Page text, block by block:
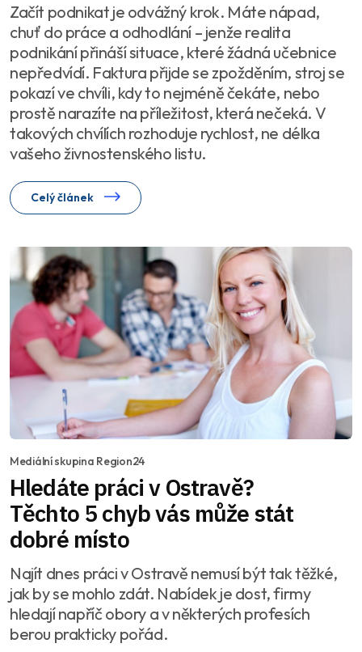
Začít podnikat je odvážný krok. Máte nápad,
chuť do práce a odhodlání – jenže realita
podnikání přináší situace, které žádná učebnice
nepředvídí. Faktura přijde se zpožděním, stroj se
pokazí ve chvíli, kdy to nejméně čekáte, nebo
prostě narazíte na příležitost, která nečeká. V
takových chvílích rozhoduje rychlost, ne délka
vašeho živnostenského listu.
Celý článek
Mediální skupina Region24
Hledáte práci v Ostravě?
Těchto 5 chyb vás může stát
dobré místo
Najít dnes práci v Ostravě nemusí být tak těžké,
jak by se mohlo zdát. Nabídek je dost, firmy
hledají napříč obory a v některých profesích
berou prakticky pořád.